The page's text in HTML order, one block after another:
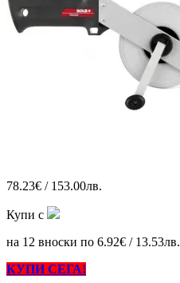
78.23€ / 153.00лв.
Купи с
на 12 вноски по 6.92€ / 13.53лв.
КУПИ СЕГА!